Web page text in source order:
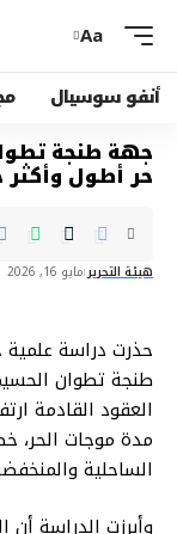
Aa
أنفو سوسيال
جهة طنجة
حر أطول وأكثر
هيئة التحرير مايو 16, 2026
حذرت دراسة علمية
طنجة تطوان
العقود القادمة
مدة موجات
الساحلية
وأبرزت الدراسة أن